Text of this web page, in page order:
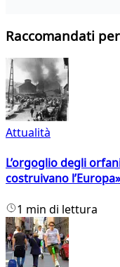
Raccomandati
Attualità
L’orgoglio degli
costruivano l’Europa»
1 min di lettura